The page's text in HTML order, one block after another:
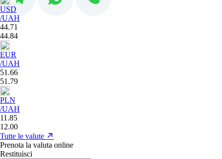
USD
/UAH
44.71
44.84
EUR
/UAH
51.66
51.79
PLN
/UAH
11.85
12.00
Tutte le valute
Prenota la valuta online
Restituisci